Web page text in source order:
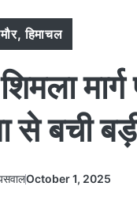
,हिमाचल
से बची
October 1, 2025